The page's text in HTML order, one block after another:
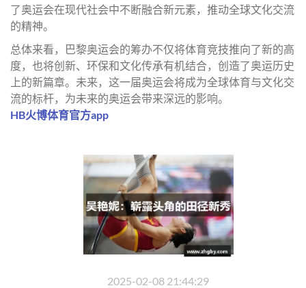
了奥运会在现代社会中不断融合新元素，推动全球文化交流
的精神。
总体来看，巴黎奥运会的筹办不仅将体育竞技推向了新的高
度，也将创新、环保和文化传承有机结合，创造了奥运历史
上的新篇章。未来，这一届奥运会将成为全球体育与文化交
流的标杆，为未来的奥运会带来深远的影响。
HB火博体育官方app
2025-02-08 21:44:29